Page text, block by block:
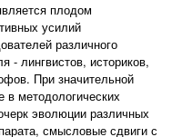
плодом
усилий
различного
- лингвистов, историков,
При значительной
в методологических
эволюции различных
смысловые сдвиги с